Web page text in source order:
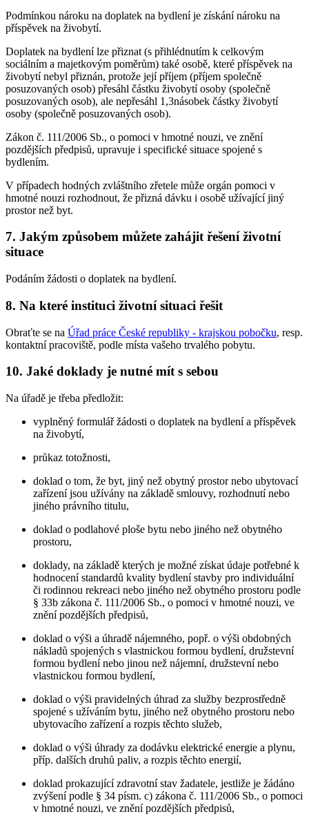
Podmínkou nároku na doplatek na bydlení je získání nároku na
příspěvek na živobytí.
Doplatek na bydlení lze přiznat (s přihlédnutím k celkovým
sociálním a majetkovým poměrům) také osobě, které příspěvek na
živobytí nebyl přiznán, protože její příjem (příjem společně
posuzovaných osob) přesáhl částku živobytí osoby (společně
posuzovaných osob), ale nepřesáhl 1,3násobek částky živobytí
osoby (společně posuzovaných osob).
Zákon č. 111/2006 Sb., o pomoci v hmotné nouzi, ve znění
pozdějších předpisů, upravuje i specifické situace spojené s
bydlením.
V případech hodných zvláštního zřetele může orgán pomoci v
hmotné nouzi rozhodnout, že přizná dávku i osobě užívající jiný
prostor než byt.
7. Jakým způsobem můžete zahájit řešení životní
situace
Podáním žádosti o doplatek na bydlení.
8. Na které instituci životní situaci řešit
Obraťte se na Úřad práce České republiky - krajskou pobočku, resp.
kontaktní pracoviště, podle místa vašeho trvalého pobytu.
10. Jaké doklady je nutné mít s sebou
Na úřadě je třeba předložit:
vyplněný formulář žádosti o doplatek na bydlení a příspěvek
na živobytí,
průkaz totožnosti,
doklad o tom, že byt, jiný než obytný prostor nebo ubytovací
zařízení jsou užívány na základě smlouvy, rozhodnutí nebo
jiného právního titulu,
doklad o podlahové ploše bytu nebo jiného než obytného
prostoru,
doklady, na základě kterých je možné získat údaje potřebné k
hodnocení standardů kvality bydlení stavby pro individuální
či rodinnou rekreaci nebo jiného než obytného prostoru podle
§ 33b zákona č. 111/2006 Sb., o pomoci v hmotné nouzi, ve
znění pozdějších předpisů,
doklad o výši a úhradě nájemného, popř. o výši obdobných
nákladů spojených s vlastnickou formou bydlení, družstevní
formou bydlení nebo jinou než nájemní, družstevní nebo
vlastnickou formou bydlení,
doklad o výši pravidelných úhrad za služby bezprostředně
spojené s užíváním bytu, jiného než obytného prostoru nebo
ubytovacího zařízení a rozpis těchto služeb,
doklad o výši úhrady za dodávku elektrické energie a plynu,
příp. dalších druhů paliv, a rozpis těchto energií,
doklad prokazující zdravotní stav žadatele, jestliže je žádáno
zvýšení podle § 34 písm. c) zákona č. 111/2006 Sb., o pomoci
v hmotné nouzi, ve znění pozdějších předpisů,